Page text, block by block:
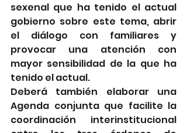
sexenal que ha tenido el actual
gobierno sobre este tema, abrir
el diálogo con familiares y
provocar una atención con
mayor sensibilidad de la que ha
tenido el actual.
Deberá también elaborar una
Agenda conjunta que facilite la
coordinación interinstitucional